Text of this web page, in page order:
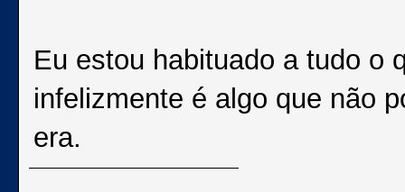
Eu estou habituado a tudo o
infelizmente é algo que não
era.